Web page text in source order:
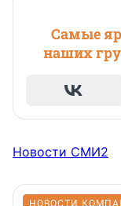
Самые
наших
Новости СМИ2
НОВОСТИ